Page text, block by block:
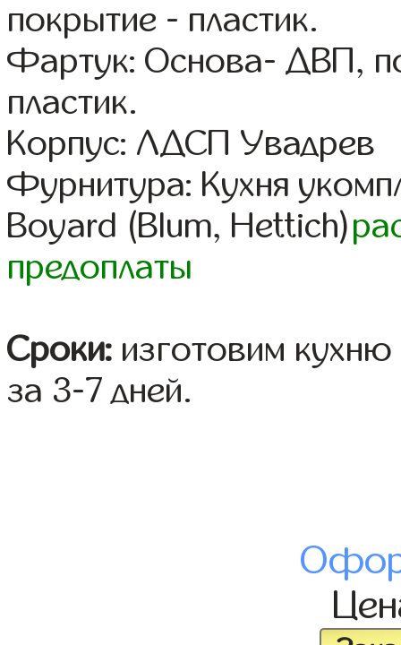
покрытие - пластик.
Фартук: Основа- ДВП,
пластик.
Корпус: ЛДСП Увадрев
Фурнитура: Кухня
Boyard (Blum, Hettich)
предоплаты
Сроки: изготовим
за 3-7 дней.